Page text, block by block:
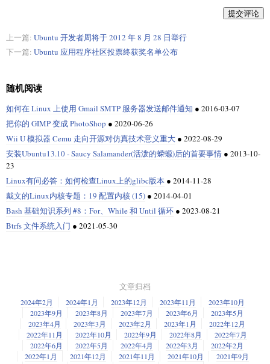
提交评论
上一篇: Ubuntu 开发者周将于 2012 年 8 月 28 日举行
下一篇: Ubuntu 应用程序社区投票终获奖名单公布
随机阅读
如何在 Linux 上使用 Gmail SMTP 服务器发送邮件通知 ● 2016-03-07
把你的 GIMP 变成 PhotoShop ● 2020-06-26
Wii U 模拟器 Cemu 走向开源对仿真技术意义重大 ● 2022-08-29
安装Ubuntu13.10 - Saucy Salamander(活泼的蝾螈)后的首要事情 ● 2013-10-
23
Linux有问必答：如何检查Linux上的glibc版本 ● 2014-11-28
戴文的Linux内核专题：19 配置内核 (15) ● 2014-04-01
Bash 基础知识系列 #8：For、While 和 Until 循环 ● 2023-08-21
Btrfs 文件系统入门 ● 2021-05-30
文章归档
2024年2月 2024年1月 2023年12月 2023年11月
2023年10月
2023年9月
2023年8月 2023年7月 2023年6月
2023年5月
2023年4月
2023年3月 2023年2月 2023年1月
2022年12月
2022年11月
2022年10月 2022年9月 2022年8月
2022年7月
2022年6月
2022年5月 2022年4月 2022年3月
2022年2月
2022年1月
2021年12月 2021年11月 2021年10月
2021年9月